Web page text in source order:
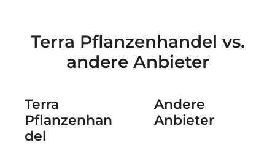
Terra Pflanzenhandel vs.
andere Anbieter
Terra
Pflanzenhan
del
Andere
Anbieter